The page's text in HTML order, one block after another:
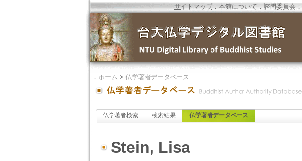
サイトマップ．本館について．諮問委員会．
． ホーム > 仏学著者データベース
仏学著者検索 検索結果 仏学著者データベース
Stein, Lisa